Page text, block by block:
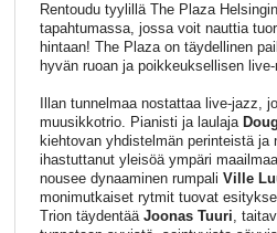
Rentoudu tyylillä The Plaza
tapahtumassa, jossa voit nauttia
hintaan! The Plaza on täydellinen
hyvän ruoan ja poikkeuksellisen
Illan tunnelmaa nostattaa live-jazz,
muusikkotrio. Pianisti ja laulaja
kiehtovan yhdistelmän perinteistä
ihastuttanut yleisöä ympäri
nousee dynaaminen rumpali Ville
monimutkaiset rytmit tuovat
Trion täydentää Joonas Tuuri,